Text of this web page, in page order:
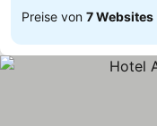
Preise von 7 Websites